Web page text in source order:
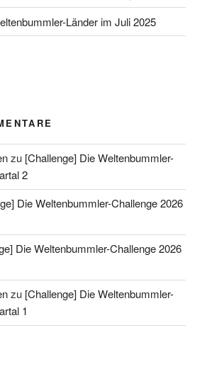
Länder im Juli 2025
zu [Challenge] Die Weltenbummler-
2
Die Weltenbummler-Challenge 2026
Die Weltenbummler-Challenge 2026
zu [Challenge] Die Weltenbummler-
1